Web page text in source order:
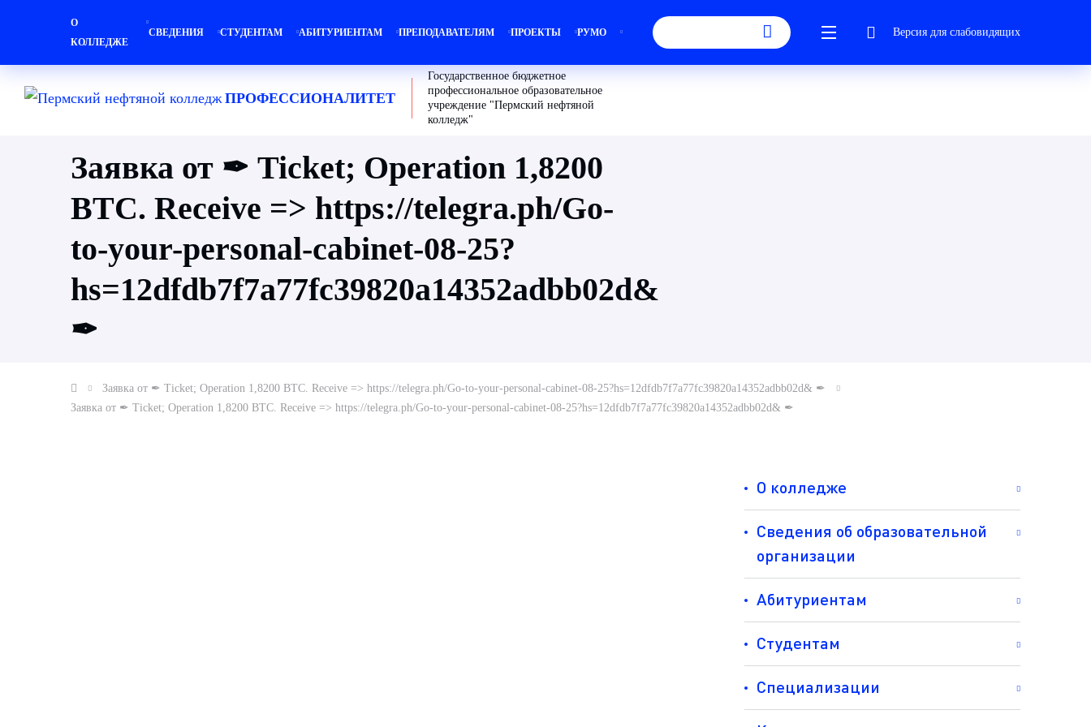
О
КОЛЛЕДЖЕ
СВЕДЕНИЯ СТУДЕНТАМ АБИТУРИЕНТАМ ПРЕПОДАВАТЕЛЯМ ПРОЕКТЫ РУМО Версия для слабовидящих
ПРОФЕССИОНАЛИТЕТ
Государственное бюджетное
профессиональное образовательное
учреждение "Пермский нефтяной
колледж"
Заявка от ✒ Ticket; Operation 1,8200
BTC. Receive => https://telegra.ph/Go-
to-your-personal-cabinet-08-25?
hs=12dfdb7f7a77fc39820a14352adbb02d&
✒
Заявка от ✒ Ticket; Operation 1,8200 BTC. Receive => https://telegra.ph/Go-to-your-personal-cabinet-08-25?hs=12dfdb7f7a77fc39820a14352adbb02d& ✒
Заявка от ✒ Ticket; Operation 1,8200 BTC. Receive => https://telegra.ph/Go-to-your-personal-cabinet-08-25?hs=12dfdb7f7a77fc39820a14352adbb02d& ✒
О колледже
Сведения об образовательной
организации
Абитуриентам
Студентам
Специализации